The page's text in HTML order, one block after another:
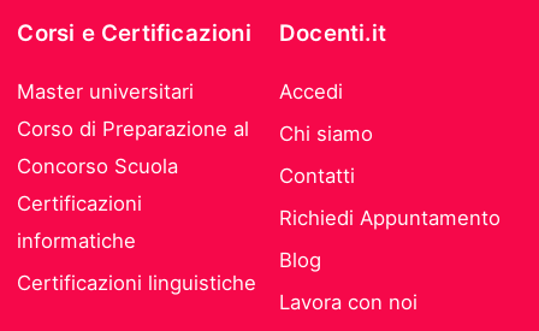
Corsi e Certificazioni
Master universitari
Corso di Preparazione al
Concorso Scuola
Certificazioni
informatiche
Certificazioni linguistiche
Docenti.it
Accedi
Chi siamo
Contatti
Richiedi Appuntamento
Blog
Lavora con noi